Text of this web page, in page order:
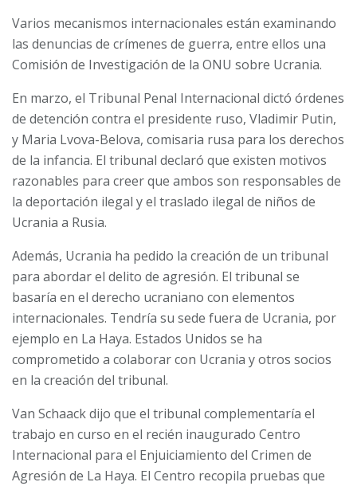
Varios mecanismos internacionales están examinando
las denuncias de crímenes de guerra, entre ellos una
Comisión de Investigación de la ONU sobre Ucrania.
En marzo, el Tribunal Penal Internacional dictó órdenes
de detención contra el presidente ruso, Vladimir Putin,
y Maria Lvova-Belova, comisaria rusa para los derechos
de la infancia. El tribunal declaró que existen motivos
razonables para creer que ambos son responsables de
la deportación ilegal y el traslado ilegal de niños de
Ucrania a Rusia.
Además, Ucrania ha pedido la creación de un tribunal
para abordar el delito de agresión. El tribunal se
basaría en el derecho ucraniano con elementos
internacionales. Tendría su sede fuera de Ucrania, por
ejemplo en La Haya. Estados Unidos se ha
comprometido a colaborar con Ucrania y otros socios
en la creación del tribunal.
Van Schaack dijo que el tribunal complementaría el
trabajo en curso en el recién inaugurado Centro
Internacional para el Enjuiciamiento del Crimen de
Agresión de La Haya. El Centro recopila pruebas que